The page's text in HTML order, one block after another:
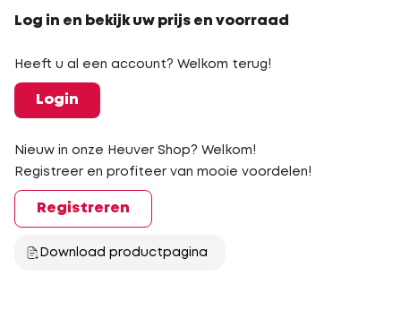
Log in en bekijk uw prijs en voorraad
Heeft u al een account? Welkom terug!
Login
Nieuw in onze Heuver Shop? Welkom!
Registreer en profiteer van mooie voordelen!
Registreren
Download productpagina